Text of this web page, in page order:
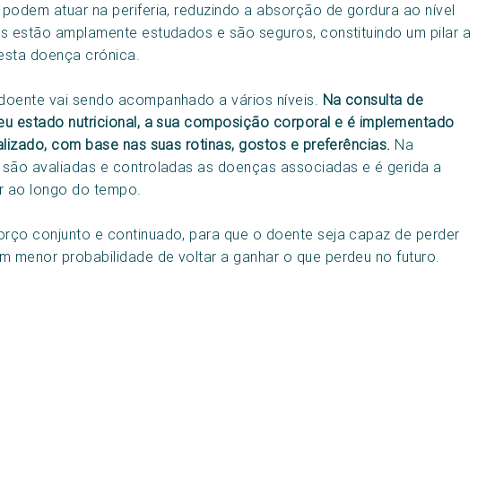
atuar na periferia, reduzindo a absorção de gordura ao nível
estão amplamente estudados e são seguros, constituindo um pilar a
doença crónica.
vai sendo acompanhado a vários níveis. Na consulta de
estado nutricional, a sua composição corporal e é implementado
com base nas suas rotinas, gostos e preferências. Na
avaliadas e controladas as doenças associadas e é gerida a
ao longo do tempo.
conjunto e continuado, para que o doente seja capaz de perder
menor probabilidade de voltar a ganhar o que perdeu no futuro.